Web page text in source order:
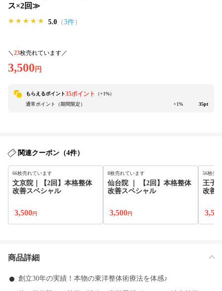
ス×2回≫
★★★★★
★★★★★
★★★★★ 5.0 （3件）
＼ 23枚売れています／
3,500 円
もらえるポイント35ポイント （+1%）
通常ポイント（期間限定）
+1% 35pt
関連クーポン（4件）
66枚売れています
文京院｜【2回】本格整体
改善スペシャル
3,500円
8枚売れています
仙台院 ｜ 【2回】本格整体
改善スペシャル
3,500円
56枚売
王子
改善
3,500
商品詳細
創立30年の実績！本物の東洋整体術療法を体感♪